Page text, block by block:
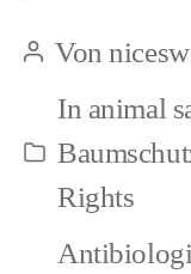
Beitragsautor
Von
Kategorien
In animal
Rights